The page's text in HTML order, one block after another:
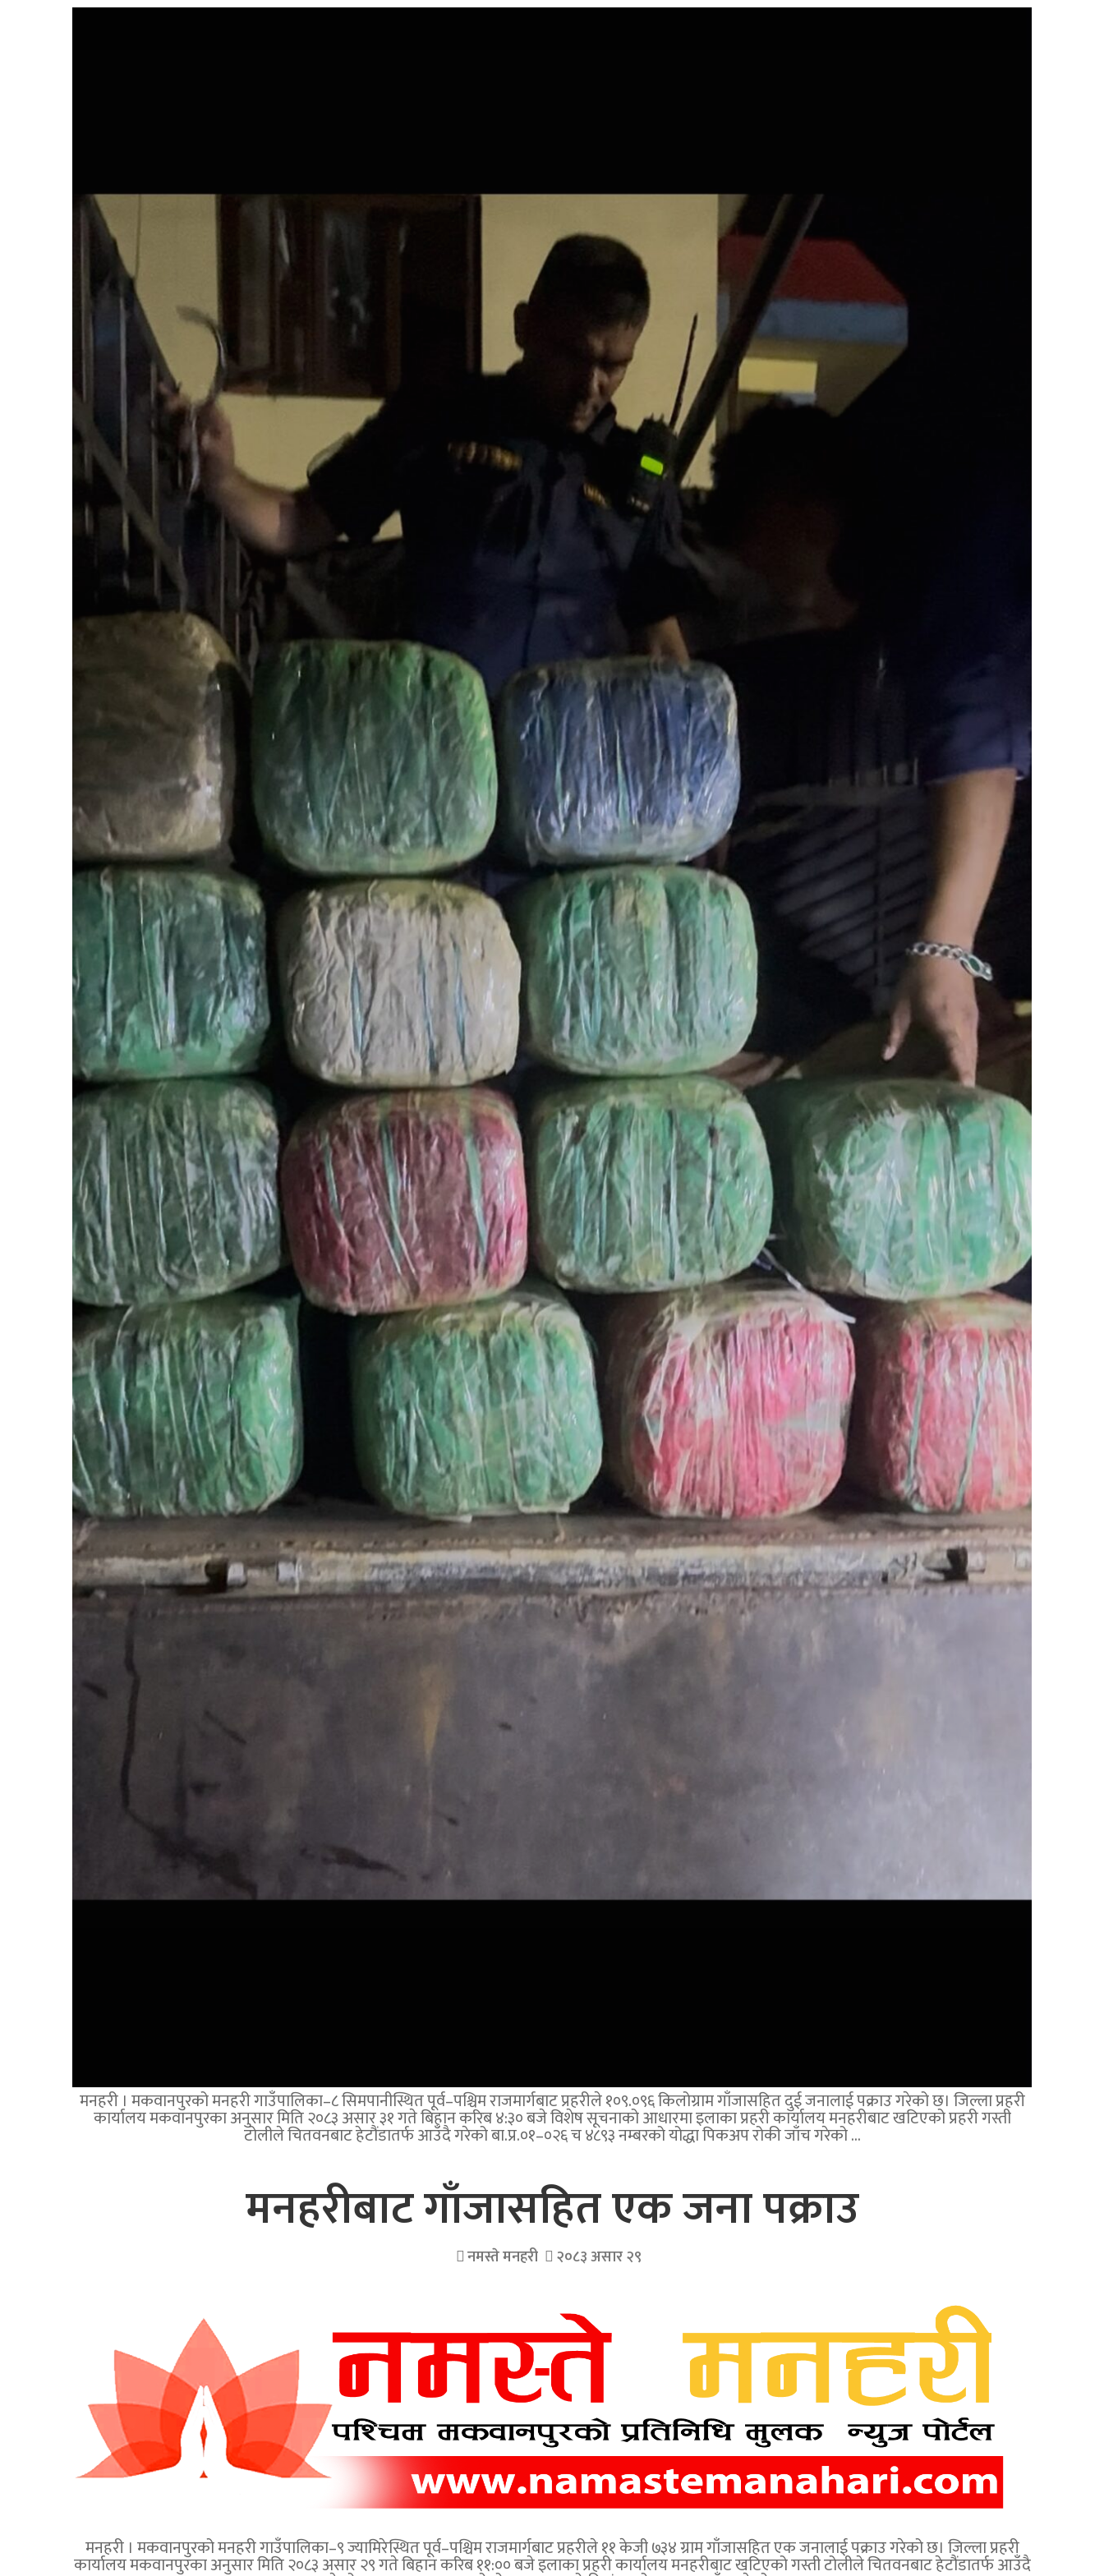
मनहरी । मकवानपुरको मनहरी गाउँपालिका–८ सिमपानीस्थित पूर्व–पश्चिम राजमार्गबाट प्रहरीले १०९.०९६ किलोग्राम गाँजासहित दुई जनालाई पक्राउ गरेको छ। जिल्ला प्रहरी
कार्यालय मकवानपुरका अनुसार मिति २०८३ असार ३१ गते बिहान करिब ४:३० बजे विशेष सूचनाको आधारमा इलाका प्रहरी कार्यालय मनहरीबाट खटिएको प्रहरी गस्ती
टोलीले चितवनबाट हेटौंडातर्फ आउँदै गरेको बा.प्र.०१–०२६ च ४८९३ नम्बरको योद्धा पिकअप रोकी जाँच गरेको …
मनहरीबाट गाँजासहित एक जना पक्राउ
नमस्ते मनहरी २०८३ असार २९
मनहरी । मकवानपुरको मनहरी गाउँपालिका–९ ज्यामिरेस्थित पूर्व–पश्चिम राजमार्गबाट प्रहरीले ११ केजी ७३४ ग्राम गाँजासहित एक जनालाई पक्राउ गरेको छ। जिल्ला प्रहरी
कार्यालय मकवानपुरका अनुसार मिति २०८३ असार २९ गते बिहान करिब ११:०० बजे इलाका प्रहरी कार्यालय मनहरीबाट खटिएको गस्ती टोलीले चितवनबाट हेटौंडातर्फ आउँदै